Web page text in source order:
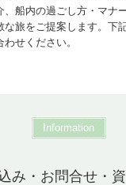
、船内の過ごし方・マナ
な旅をご提案します。下
せください。
Information
み・お問合せ・